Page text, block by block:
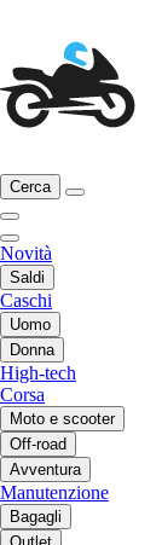
Cerca
Novità
Saldi
Caschi
Uomo
Donna
High-tech
Corsa
Moto e scooter
Off-road
Avventura
Manutenzione
Bagagli